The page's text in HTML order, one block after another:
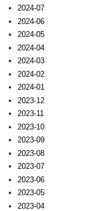
2024-07
2024-06
2024-05
2024-04
2024-03
2024-02
2024-01
2023-12
2023-11
2023-10
2023-09
2023-08
2023-07
2023-06
2023-05
2023-04